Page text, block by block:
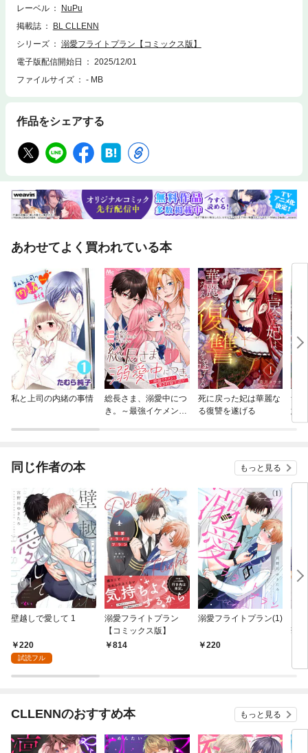
P・電子限定描き下ろし漫画4P※本書は、現在配信している「溺愛フライ
トプラン（1）～（6）」の内容が含まれております。重複購入にご注意下
レーベル
NuPu
掲載誌
BL CLLENN
シリーズ
溺愛フライトプラン【コミックス版】
電子版配信開始日
2025/12/01
ファイルサイズ
- MB
作品をシェアする
あわせてよく買われている本
私と上司の内緒の事情
総長さま、溺愛中につ
き。～最強イケメンと
死に戻った妃は華麗な
る復讐を遂げる
無
意
～
同じ作者の本 もっと見る
壁越しで愛して 1
220
試読フル
溺愛フライトプラン
【コミックス版】
814
溺愛フライトプラン(1)
220
華
CLLENNのおすすめ本 もっと見る